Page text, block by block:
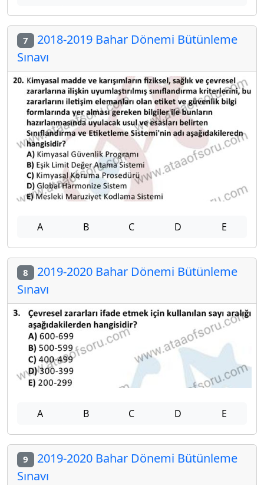
7 2018-2019 Bahar Dönemi Bütünleme
Sınavı
A B C D E
8 2019-2020 Bahar Dönemi Bütünleme
Sınavı
A B C D E
9 2019-2020 Bahar Dönemi Bütünleme
Sınavı